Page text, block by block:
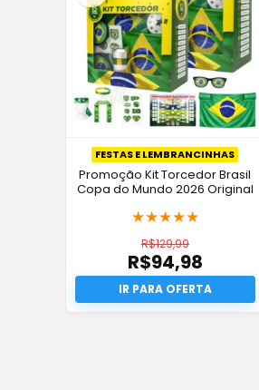
FESTAS E LEMBRANCINHAS
Promoção Kit Torcedor Brasil
Copa do Mundo 2026 Original
★★★★★
R$129,99
O
preço
original
era:
R$94,98
O
preço
atual